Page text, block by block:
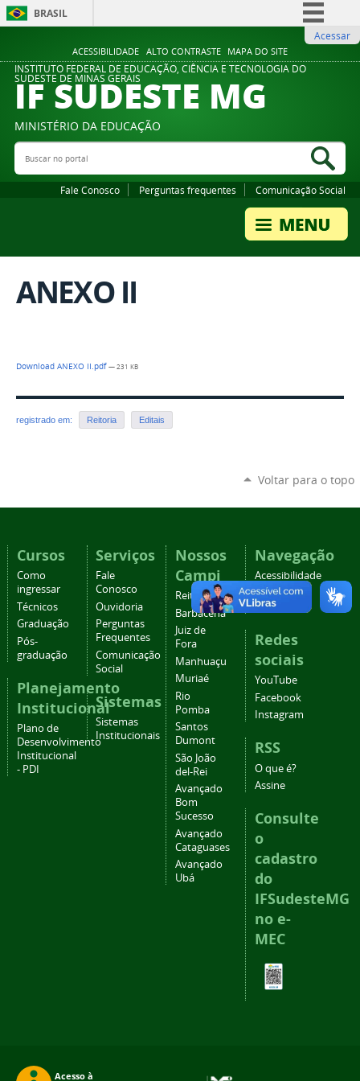
ACESSIBILIDADE ALTO CONTRASTE MAPA DO SITE
BRASIL
Comunica BR
Participe
Legislação
Acessar
INSTITUTO FEDERAL DE EDUCAÇÃO, CIÊNCIA E TECNOLOGIA DO
SUDESTE DE MINAS GERAIS
IF SUDESTE MG
MINISTÉRIO DA EDUCAÇÃO
Buscar no portal
Fale Conosco Perguntas frequentes Comunicação Social
ANEXO II
Download ANEXO II.pdf— 231 KB
registrado em: Reitoria Editais
Voltar para o topo
Cursos
Como
ingressar
Técnicos
Graduação
Pós-
graduação
Planejamento
Institucional
Plano de
Desenvolvimento
Institucional
- PDI
Serviços
Fale
Conosco
Ouvidoria
Perguntas
Frequentes
Comunicação
Social
Sistemas
Sistemas
Institucionais
Nossos
Campi
Reitoria
Barbacena
Juiz de
Fora
Manhuaçu
Muriaé
Rio
Pomba
Santos
Dumont
São João
del-Rei
Avançado
Bom
Sucesso
Avançado
Cataguases
Avançado
Ubá
Navegação
Acessibilidade
Mapa do
site
Redes
sociais
YouTube
Facebook
Instagram
RSS
O que é?
Assine
Consulte
o
cadastro
do
IFSudesteMG
no e-
MEC